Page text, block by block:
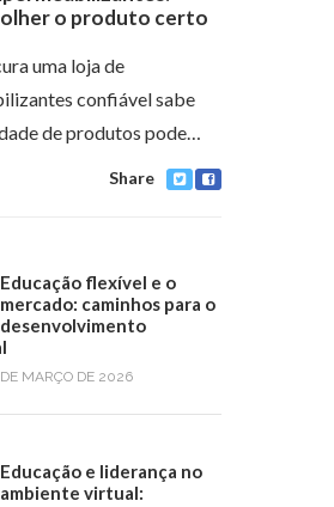
o produto certo
uma loja de
confiável sabe
de produtos pode…
Share
Educação flexível e o
mercado: caminhos para o
desenvolvimento
MARÇO DE 2026
Educação e liderança no
ambiente virtual: